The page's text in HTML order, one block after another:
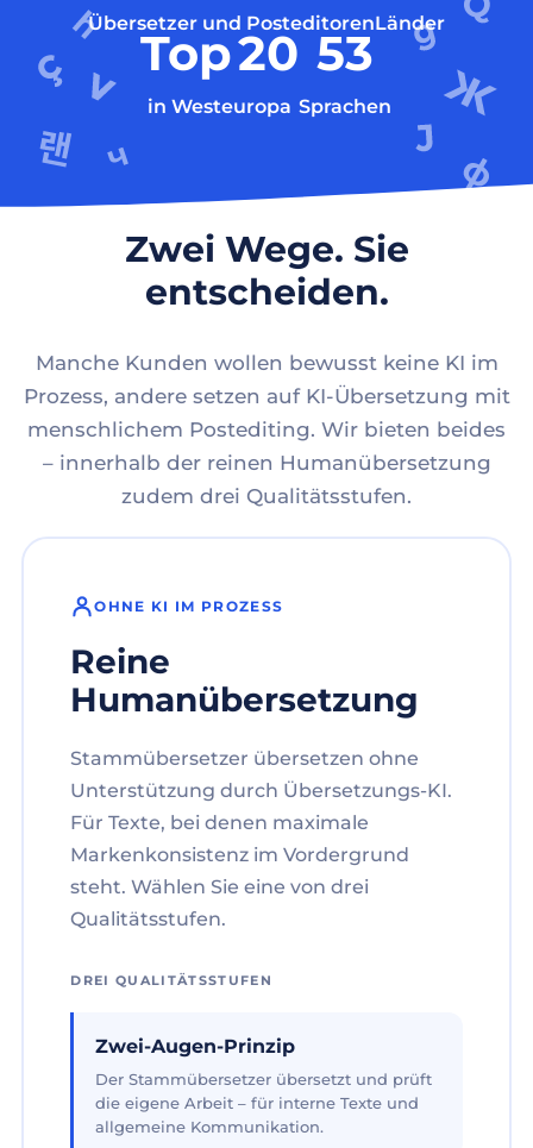
Übersetzer und PosteditorenLänder
Top20
in Westeuropa
53
Sprachen
Zwei Wege. Sie
entscheiden.
Manche Kunden wollen bewusst keine KI im
Prozess, andere setzen auf KI-Übersetzung mit
menschlichem Postediting. Wir bieten beides
– innerhalb der reinen Humanübersetzung
zudem drei Qualitätsstufen.
OHNE KI IM PROZESS
Reine
Humanübersetzung
Stammübersetzer übersetzen ohne
Unterstützung durch Übersetzungs-KI.
Für Texte, bei denen maximale
Markenkonsistenz im Vordergrund
steht. Wählen Sie eine von drei
Qualitätsstufen.
DREI QUALITÄTSSTUFEN
Zwei-Augen-Prinzip
Der Stammübersetzer übersetzt und prüft
die eigene Arbeit – für interne Texte und
allgemeine Kommunikation.